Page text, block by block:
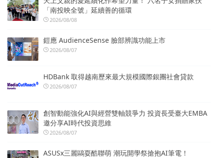
「南投映全號」延續善的循環
2026/08/08
鎧應 AudienceSense 臉部辨識功能上市
2026/08/07
HDBank 取得越南歷來最大規模國際銀團社會貸款
2026/08/07
創智動能強化AI與經營雙軸競爭力 投資長受臺大EMBA
邀分享AI時代投資思維
2026/08/07
ASUSx三麗鷗耍酷聯萌 潮玩開學祭搶抱AI筆電！